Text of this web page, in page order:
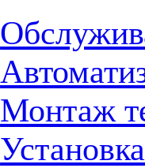
Монтаж